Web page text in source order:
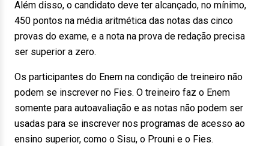
Além disso, o candidato deve ter alcançado, no mínimo,
450 pontos na média aritmética das notas das cinco
provas do exame, e a nota na prova de redação precisa
ser superior a zero.
Os participantes do Enem na condição de treineiro não
podem se inscrever no Fies. O treineiro faz o Enem
somente para autoavaliação e as notas não podem ser
usadas para se inscrever nos programas de acesso ao
ensino superior, como o Sisu, o Prouni e o Fies.